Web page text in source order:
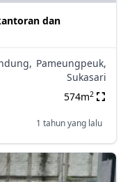
dan
Pameungpeuk,
Sukasari
574m2
1 tahun yang lalu